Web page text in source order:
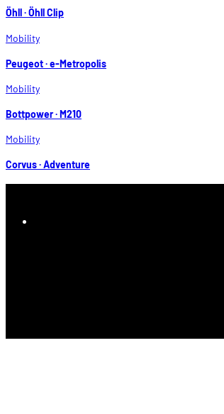
Öhll · Öhll Clip
Mobility
Peugeot · e-Metropolis
Mobility
Bottpower · M210
Mobility
Corvus · Adventure